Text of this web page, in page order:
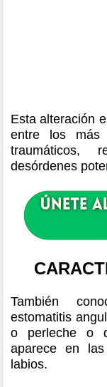
Esta alteración
entre los más
traumáticos,
desórdenes
También
estomatitis
o perleche o
aparece en
labios.